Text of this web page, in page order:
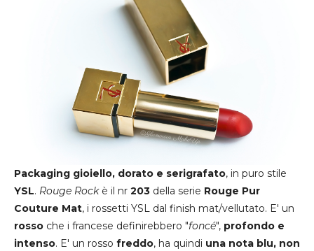
Packaging gioiello, dorato e serigrafato, in puro stile
YSL. Rouge Rockè il nr 203 della serie Rouge Pur
Couture Mat, i rossetti YSL dal finish mat/vellutato. E' un
rosso che i francese definirebbero "foncé", profondo e
intenso. E' un rosso freddo, ha quindi una nota blu, non